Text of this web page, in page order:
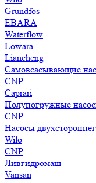
Grundfos
EBARA
Waterflow
Lowara
Liancheng
Самовсасывающие
CNP
Caprari
Полупогружные
CNP
Насосы
Wilo
CNP
Ливгидромаш
Vansan